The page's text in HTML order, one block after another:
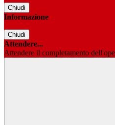
Chiudi
Informazione
Chiudi
Attendere...
Attendere il completamento